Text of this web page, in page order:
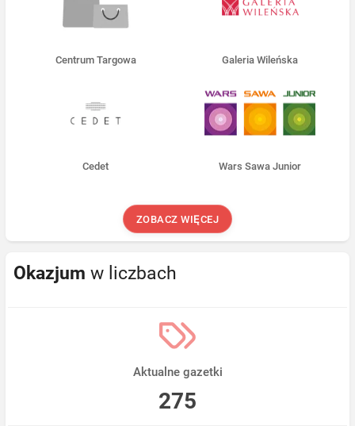
Centrum Targowa Galeria Wileńska
Cedet Wars Sawa Junior
ZOBACZ WIĘCEJ
Okazjum w liczbach
Aktualne gazetki
275